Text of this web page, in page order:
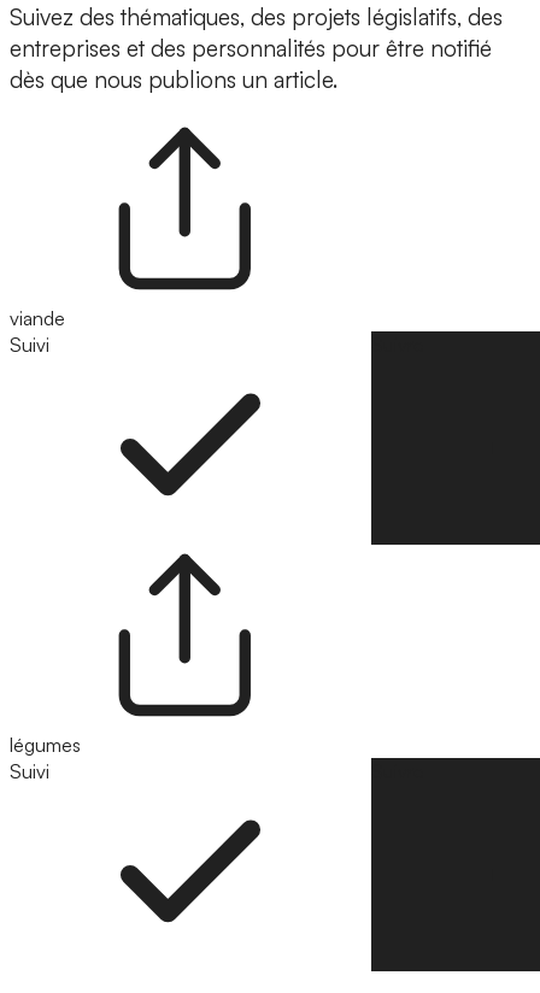
Suivez des thématiques, des projets législatifs, des
entreprises et des personnalités pour être notifié
dès que nous publions un article.
viande
Suivi
légumes
Suivi